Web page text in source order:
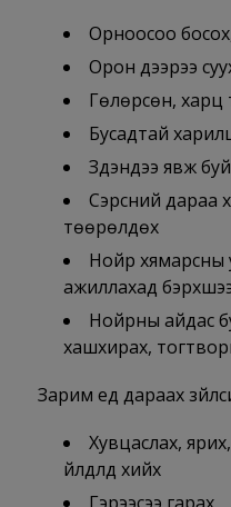
Орноосоо
Орон дээрээ
Гөлөрсөн, харц
Бусадтай
Зүүдэндээ явж буй
Сэрсний дараа
төөрөлдөх
Нойр хямарсны
ажиллахад
Hойрны айдас
хашхирах,
Зарим үед дараах
Хувцаслах,
үйлдлүүд хийх